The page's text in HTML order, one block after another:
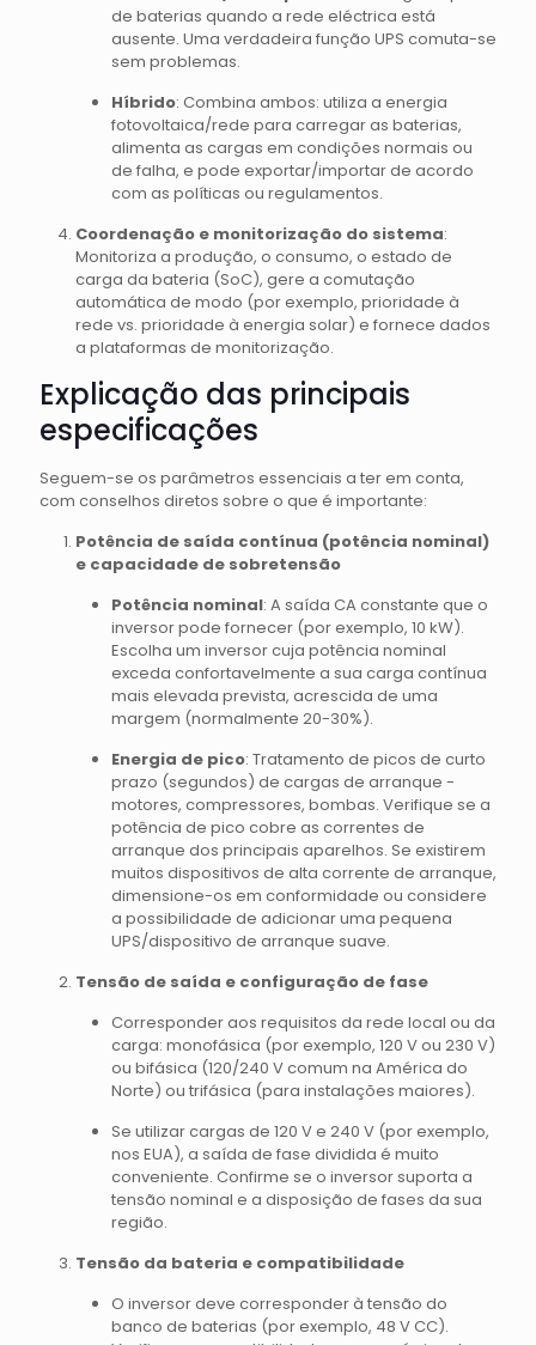
de baterias quando a rede eléctrica está
ausente. Uma verdadeira função UPS comuta-se
sem problemas.
Híbrido: Combina ambos: utiliza a energia
fotovoltaica/rede para carregar as baterias,
alimenta as cargas em condições normais ou
de falha, e pode exportar/importar de acordo
com as políticas ou regulamentos.
Coordenação e monitorização do sistema:
Monitoriza a produção, o consumo, o estado de
carga da bateria (SoC), gere a comutação
automática de modo (por exemplo, prioridade à
rede vs. prioridade à energia solar) e fornece dados
a plataformas de monitorização.
Explicação das principais
especificações
Seguem-se os parâmetros essenciais a ter em conta,
com conselhos diretos sobre o que é importante:
Potência de saída contínua (potência nominal)
e capacidade de sobretensão
Potência nominal: A saída CA constante que o
inversor pode fornecer (por exemplo, 10 kW).
Escolha um inversor cuja potência nominal
exceda confortavelmente a sua carga contínua
mais elevada prevista, acrescida de uma
margem (normalmente 20-30%).
Energia de pico: Tratamento de picos de curto
prazo (segundos) de cargas de arranque -
motores, compressores, bombas. Verifique se a
potência de pico cobre as correntes de
arranque dos principais aparelhos. Se existirem
muitos dispositivos de alta corrente de arranque,
dimensione-os em conformidade ou considere
a possibilidade de adicionar uma pequena
UPS/dispositivo de arranque suave.
Tensão de saída e configuração de fase
Corresponder aos requisitos da rede local ou da
carga: monofásica (por exemplo, 120 V ou 230 V)
ou bifásica (120/240 V comum na América do
Norte) ou trifásica (para instalações maiores).
Se utilizar cargas de 120 V e 240 V (por exemplo,
nos EUA), a saída de fase dividida é muito
conveniente. Confirme se o inversor suporta a
tensão nominal e a disposição de fases da sua
região.
Tensão da bateria e compatibilidade
O inversor deve corresponder à tensão do
banco de baterias (por exemplo, 48 V CC).